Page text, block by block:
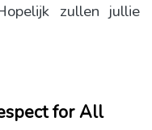
zullen jullie
for All